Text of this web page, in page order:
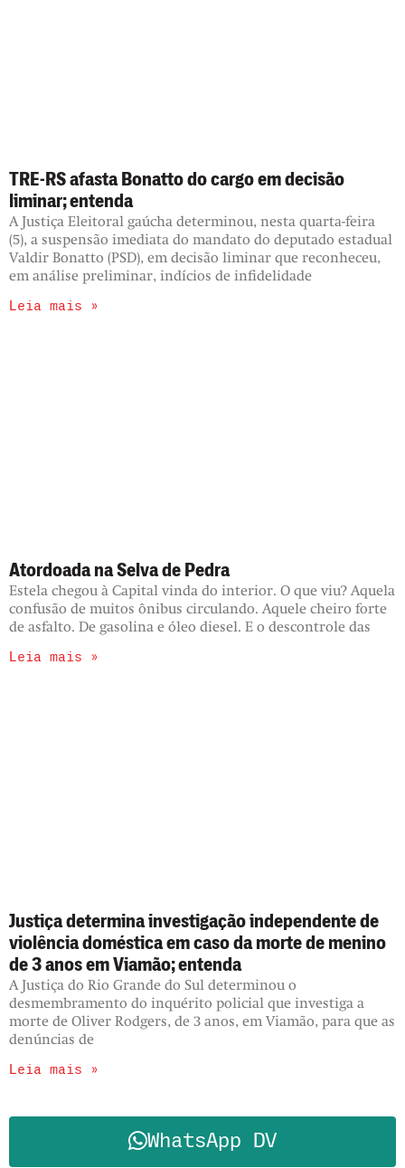
TRE-RS afasta Bonatto do cargo em decisão
liminar; entenda
A Justiça Eleitoral gaúcha determinou, nesta quarta-feira
(5), a suspensão imediata do mandato do deputado estadual
Valdir Bonatto (PSD), em decisão liminar que reconheceu,
em análise preliminar, indícios de infidelidade
Leia mais »
Atordoada na Selva de Pedra
Estela chegou à Capital vinda do interior. O que viu? Aquela
confusão de muitos ônibus circulando. Aquele cheiro forte
de asfalto. De gasolina e óleo diesel. E o descontrole das
Leia mais »
Justiça determina investigação independente de
violência doméstica em caso da morte de menino
de 3 anos em Viamão; entenda
A Justiça do Rio Grande do Sul determinou o
desmembramento do inquérito policial que investiga a
morte de Oliver Rodgers, de 3 anos, em Viamão, para que as
denúncias de
Leia mais »
WhatsApp DV